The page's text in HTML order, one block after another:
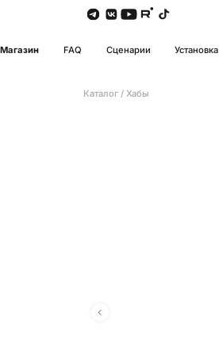
Магазин FAQ Сценарии Установка
Каталог / Хабы